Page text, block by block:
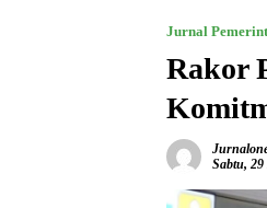
Jurnal
Rakor
Sabtu,